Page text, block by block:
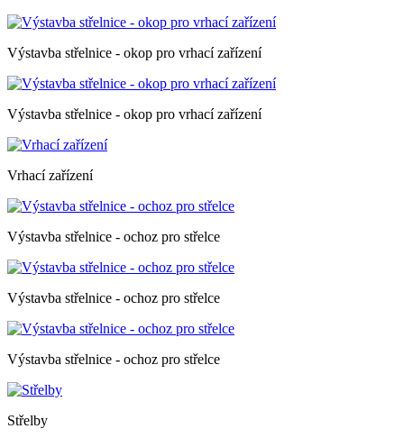
Výstavba střelnice - okop pro vrhací zařízení
Výstavba střelnice - okop pro vrhací zařízení
Vrhací zařízení
Výstavba střelnice - ochoz pro střelce
Výstavba střelnice - ochoz pro střelce
Výstavba střelnice - ochoz pro střelce
Střelby